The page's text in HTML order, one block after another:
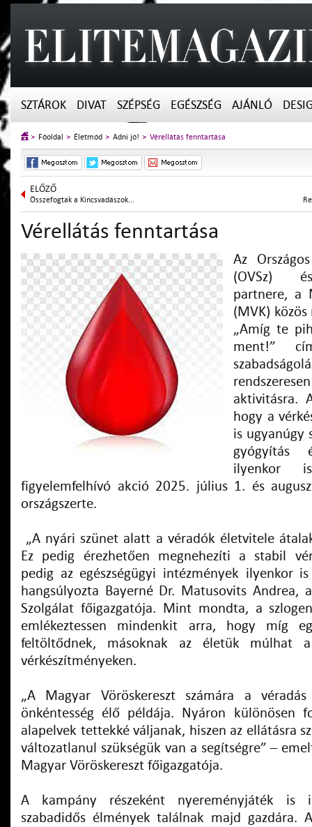
SZTÁROK DIVAT SZÉPSÉG EGÉSZSÉG AJÁNLÓ
Főoldal Életmód Adni jó! Vérellátás fenntartása
ELŐZŐ
Összefogtak a Kincsvadászok...
Vérellátás fenntartása
Az
(OVSz)
partnere, a
(MVK)
„Amíg te
ment!”
aktivitásra.
hogy a
is ugyanúgy
gyógyítás
ilyenkor
figyelemfelhívó akció 2025. július 1. és
országszerte.
„A nyári szünet alatt a véradók életvitele
Ez pedig érezhetően megnehezíti a stabil
pedig az egészségügyi intézmények ilyenkor
hangsúlyozta Bayerné Dr. Matusovits Andrea,
Szolgálat főigazgatója. Mint mondta, a
emlékeztessen mindenkit arra, hogy míg
feltöltődnek, másoknak az életük múlhat
vérkészítményeken.
„A Magyar Vöröskereszt számára a
önkéntesség élő példája. Nyáron különösen
alapelvek tettekké váljanak, hiszen az ellátásra
változatlanul szükségük van a segítségre” –
Magyar Vöröskereszt főigazgatója.
A kampány részeként nyereményjáték is
szabadidős élmények találnak majd gazdára.